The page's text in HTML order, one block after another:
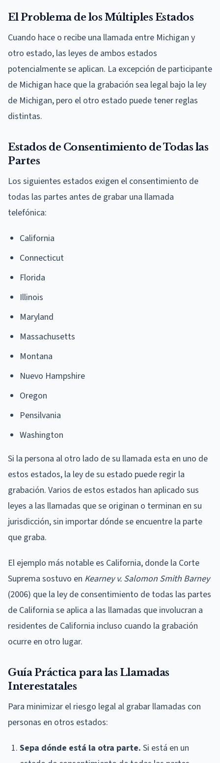
El Problema de los Múltiples Estados
Cuando hace o recibe una llamada entre Michigan y
otro estado, las leyes de ambos estados
potencialmente se aplican. La excepción de participante
de Michigan hace que la grabación sea legal bajo la ley
de Michigan, pero el otro estado puede tener reglas
distintas.
Estados de Consentimiento de Todas las
Partes
Los siguientes estados exigen el consentimiento de
todas las partes antes de grabar una llamada
telefónica:
California
Connecticut
Florida
Illinois
Maryland
Massachusetts
Montana
Nuevo Hampshire
Oregon
Pensilvania
Washington
Si la persona al otro lado de su llamada esta en uno de
estos estados, la ley de su estado puede regir la
grabación. Varios de estos estados han aplicado sus
leyes a las llamadas que se originan o terminan en su
jurisdicción, sin importar dónde se encuentre la parte
que graba.
El ejemplo más notable es California, donde la Corte
Suprema sostuvo en Kearney v. Salomon Smith Barney
(2006) que la ley de consentimiento de todas las partes
de California se aplica a las llamadas que involucran a
residentes de California incluso cuando la grabación
ocurre en otro lugar.
Guía Práctica para las Llamadas
Interestatales
Para minimizar el riesgo legal al grabar llamadas con
personas en otros estados:
Sepa dónde está la otra parte. Si está en un